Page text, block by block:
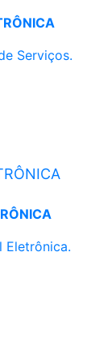
Serviços.
Eletrônica.